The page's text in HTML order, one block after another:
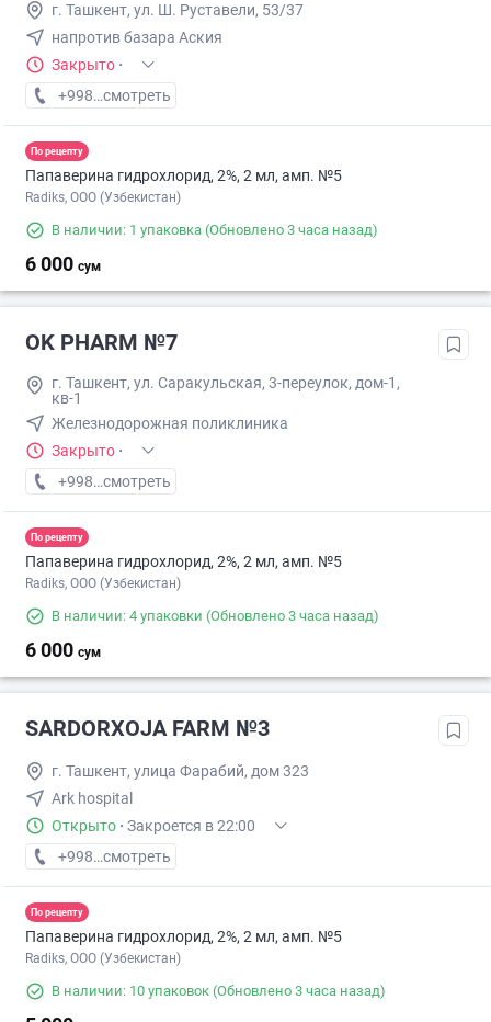
г. Ташкент, ул. Ш. Руставели, 53/37
напротив базара Аския
Закрыто ·
+998 (90) XXX-XX-XX
смотреть
По рецепту
Папаверина гидрохлорид, 2%, 2 мл, амп. №5
Radiks, ООО (Узбекистан)
В наличии: 1 упаковка (Обновлено 3 часа назад)
6 000 сум
OK PHARM №7
г. Ташкент, ул. Саракульская, 3-переулок, дом-1,
кв-1
Железнодорожная поликлиника
Закрыто ·
+998 (90) XXX-XX-XX
смотреть
По рецепту
Папаверина гидрохлорид, 2%, 2 мл, амп. №5
Radiks, ООО (Узбекистан)
В наличии: 4 упаковки (Обновлено 3 часа назад)
6 000 сум
SARDORXOJA FARM №3
г. Ташкент, улица Фарабий, дом 323
Ark hospital
Открыто · Закроется в 22:00
+998 (77) XXX-XX-XX
смотреть
По рецепту
Папаверина гидрохлорид, 2%, 2 мл, амп. №5
Radiks, ООО (Узбекистан)
В наличии: 10 упаковок (Обновлено 3 часа назад)